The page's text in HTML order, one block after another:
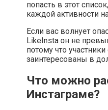
попасть в этот
каждой активности
Если вас волнует
LikeInsta он не
потому что
заинтересованы в
Что можно
Инстаграме?